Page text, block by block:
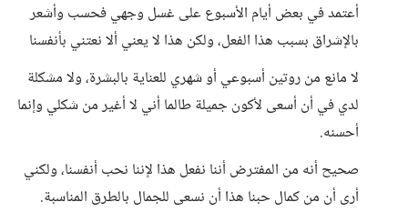
أعتمد في بعض أيام الأسبوع على غسل وجهي فحسب وأشعر
بالإشراق بسبب هذا الفعل، ولكن هذا لا يعني ألا نعتني بأنفسنا
لا مانع من روتين أسبوعي أو شهري للعناية بالبشرة، ولا مشكلة
لدي في أن أسعى لأكون جميلة طالما أني لا أغير من شكلي وإنما
أحسنه.
صحيح أنه من المفترض أننا نفعل هذا لإننا نحب أنفسنا، ولكني
أرى أن من كمال حبنا هذا أن نسعى للجمال بالطرق المناسبة.